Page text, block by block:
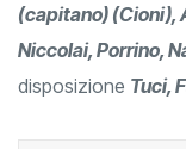
(capitano) (Cioni),
Niccolai, Porrino,
disposizione Tuci,